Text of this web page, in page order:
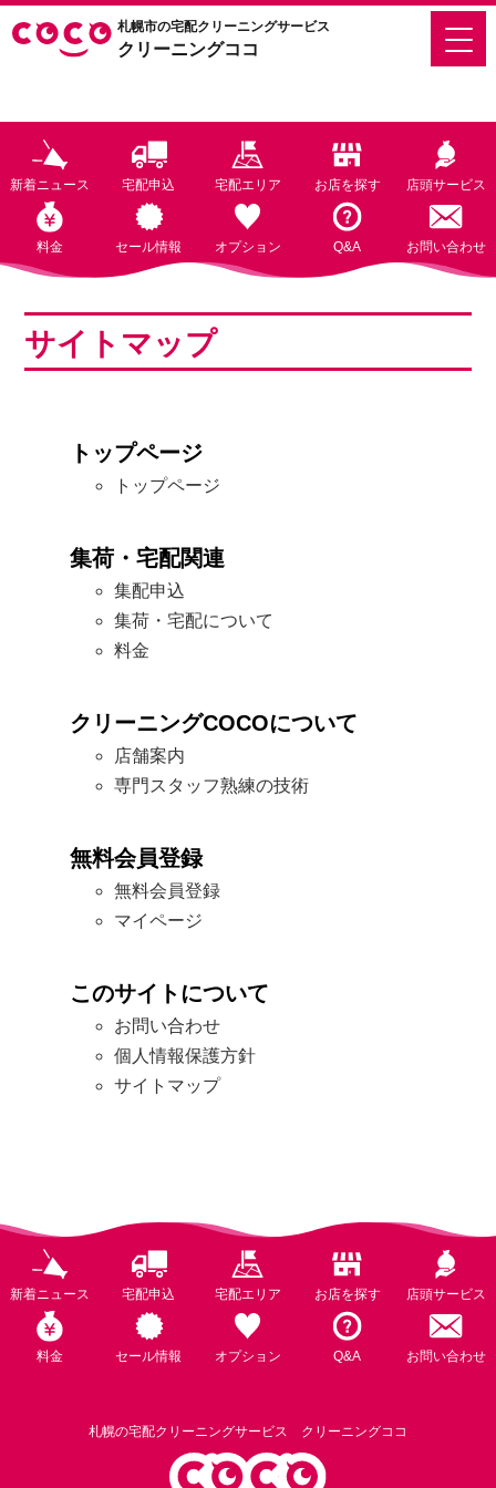
札幌市の宅配クリーニングサービス
クリーニングココ
新着ニュース 宅配申込 宅配エリア お店を探す 店頭サービス
料金 セール情報 オプション Q&A お問い合わせ
サイトマップ
トップページ
トップページ
集荷・宅配関連
集配申込
集荷・宅配について
料金
クリーニングCOCOについて
店舗案内
専門スタッフ熟練の技術
無料会員登録
無料会員登録
マイページ
このサイトについて
お問い合わせ
個人情報保護方針
サイトマップ
新着ニュース 宅配申込 宅配エリア お店を探す 店頭サービス
料金 セール情報 オプション Q&A お問い合わせ
札幌の宅配クリーニングサービス クリーニングココ